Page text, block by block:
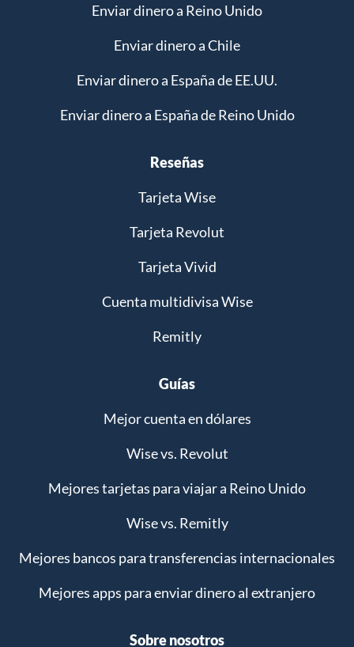
Enviar dinero a Reino Unido
Enviar dinero a Chile
Enviar dinero a España de EE.UU.
Enviar dinero a España de Reino Unido
Reseñas
Tarjeta Wise
Tarjeta Revolut
Tarjeta Vivid
Cuenta multidivisa Wise
Remitly
Guías
Mejor cuenta en dólares
Wise vs. Revolut
Mejores tarjetas para viajar a Reino Unido
Wise vs. Remitly
Mejores bancos para transferencias internacionales
Mejores apps para enviar dinero al extranjero
Sobre nosotros